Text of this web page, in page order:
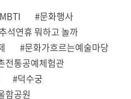
#문화행사
석연휴 뭐하고 놀까
#문화가흐르는예술마당
전통공예체험관
#덕수궁
함공원